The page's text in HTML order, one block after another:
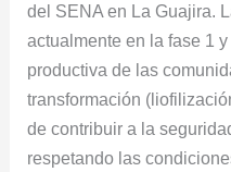
del SENA en La Guajira.
actualmente en la fase 1
productiva de las
transformación
de contribuir a la
respetando las